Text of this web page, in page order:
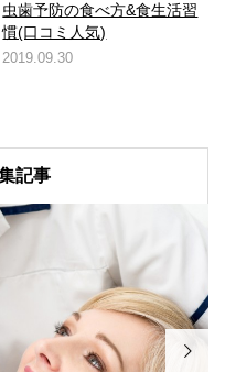
虫歯予防の食べ方&食生活習
慣(口コミ人気)
2019.09.30
記事
